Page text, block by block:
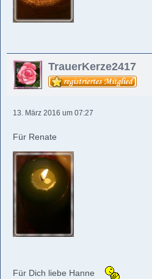
TrauerKerze2417
13. März 2016 um 07:27
Für Renate
Für Dich liebe Hanne